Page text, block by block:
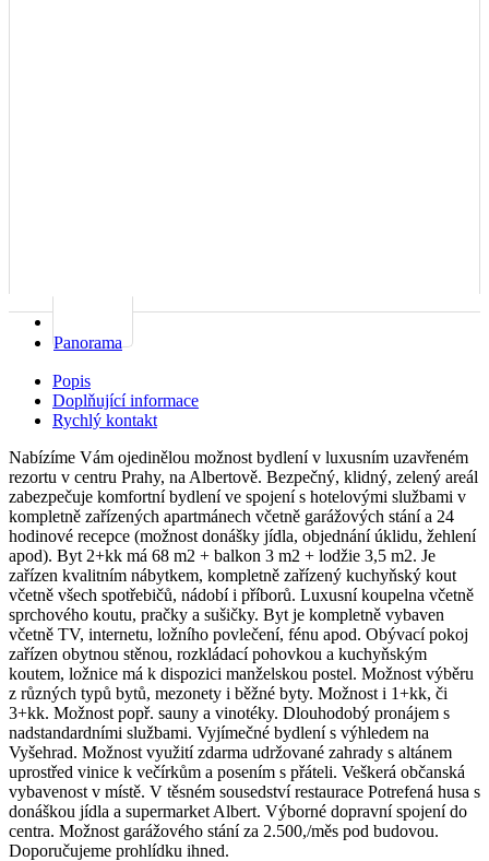
Panorama
Popis
Doplňující informace
Rychlý kontakt
Nabízíme Vám ojedinělou možnost bydlení v luxusním uzavřeném
rezortu v centru Prahy, na Albertově. Bezpečný, klidný, zelený areál
zabezpečuje komfortní bydlení ve spojení s hotelovými službami v
kompletně zařízených apartmánech včetně garážových stání a 24
hodinové recepce (možnost donášky jídla, objednání úklidu, žehlení
apod). Byt 2+kk má 68 m2 + balkon 3 m2 + lodžie 3,5 m2. Je
zařízen kvalitním nábytkem, kompletně zařízený kuchyňský kout
včetně všech spotřebičů, nádobí i příborů. Luxusní koupelna včetně
sprchového koutu, pračky a sušičky. Byt je kompletně vybaven
včetně TV, internetu, ložního povlečení, fénu apod. Obývací pokoj
zařízen obytnou stěnou, rozkládací pohovkou a kuchyňským
koutem, ložnice má k dispozici manželskou postel. Možnost výběru
z různých typů bytů, mezonety i běžné byty. Možnost i 1+kk, či
3+kk. Možnost popř. sauny a vinotéky. Dlouhodobý pronájem s
nadstandardními službami. Vyjímečné bydlení s výhledem na
Vyšehrad. Možnost využití zdarma udržované zahrady s altánem
uprostřed vinice k večírkům a posením s přáteli. Veškerá občanská
vybavenost v místě. V těsném sousedství restaurace Potrefená husa s
donáškou jídla a supermarket Albert. Výborné dopravní spojení do
centra. Možnost garážového stání za 2.500,/měs pod budovou.
Doporučujeme prohlídku ihned.